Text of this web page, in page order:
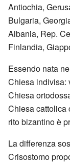
Antiochia,
Bulgaria,
Albania, Rep.
Finlandia,
Essendo nata
Chiesa indivisa:
Chiesa
Chiesa cattolica
rito bizantino è
La differenza
Crisostomo